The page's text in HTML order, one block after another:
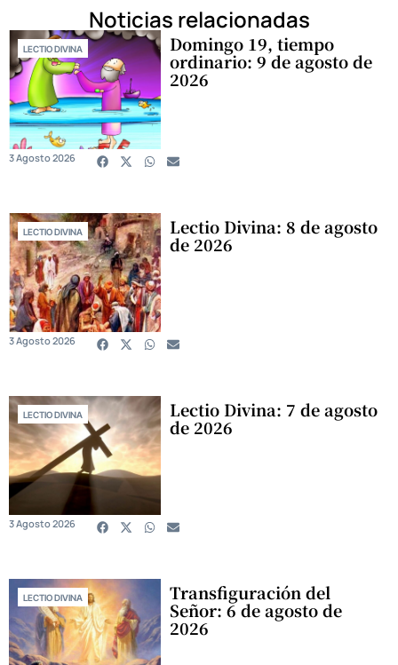
Noticias relacionadas
LECTIO DIVINA Domingo 19, tiempo
ordinario: 9 de agosto de
2026
3 Agosto 2026
LECTIO DIVINA Lectio Divina: 8 de agosto
de 2026
3 Agosto 2026
LECTIO DIVINA Lectio Divina: 7 de agosto
de 2026
3 Agosto 2026
LECTIO DIVINA Transfiguración del
Señor: 6 de agosto de
2026